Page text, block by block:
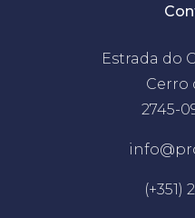
Estrada do
Cerro
2745-
(+351)